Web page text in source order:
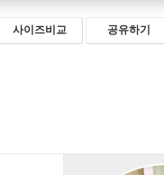
사이즈비교 공유하기